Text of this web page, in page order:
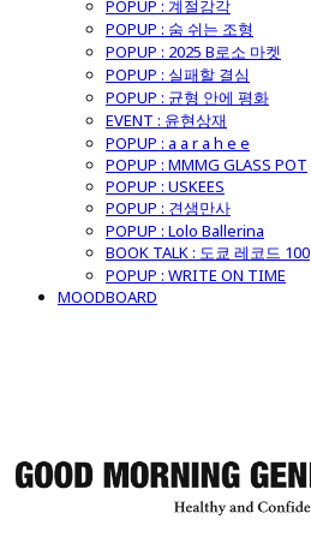
POPUP : 계절감각
POPUP : 숨 쉬는 조형
POPUP : 2025 B로소 마켓
POPUP : 실패할 결심
POPUP : 균형 안에 평화
EVENT : 윤현상재
POPUP : a a r a h e e
POPUP : MMMG GLASS POT
POPUP : USKEES
POPUP : 견생만사
POPUP : Lolo Ballerina
BOOK TALK : 도쿄 레코드 100
POPUP : WRITE ON TIME
MOODBOARD